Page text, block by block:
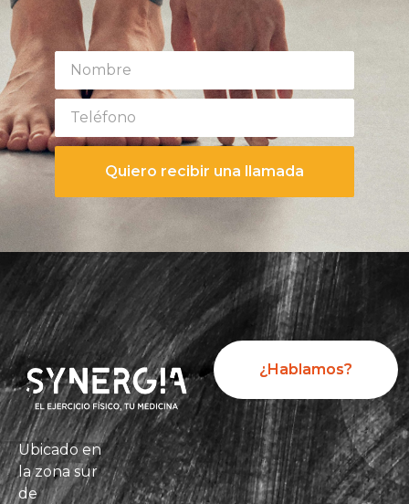
Quiero recibir una llamada
Ubicado en
la zona sur
de
¿Hablamos?